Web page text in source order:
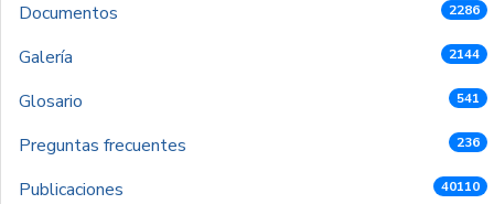
Documentos 2286
Galería 2144
Glosario 541
Preguntas frecuentes 236
Publicaciones 40110